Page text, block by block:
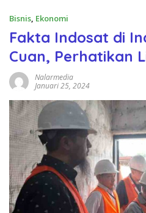
Bisnis, Ekonomi
Fakta Indosat di
Cuan, Perhatikan
Nalarmedia
Januari 25, 2024